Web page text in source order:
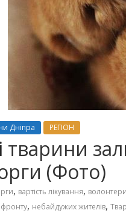
Дніпра РЕГІОН
тварини
(Фото)
, вартість лікування,
, небайдужих жителів,